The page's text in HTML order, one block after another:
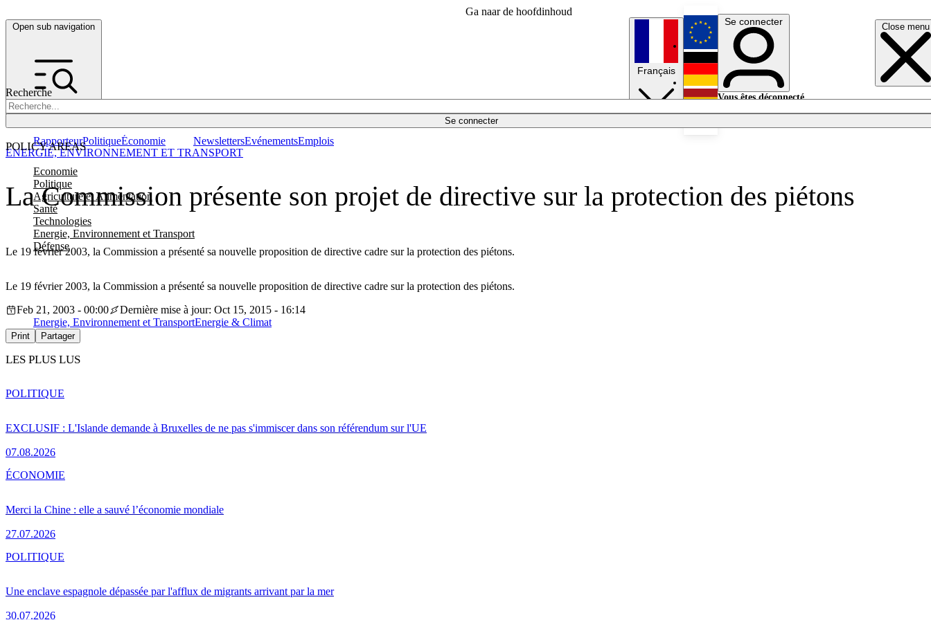
Ga naar de hoofdinhoud
Open sub navigation Close menu
Recherche
Se connecter
POLICY AREAS
Economie
Politique
Agriculture et Alimentation
Santé
Technologies
Energie, Environnement et Transport
Défense
RapporteurPolitiqueÉconomie NewslettersEvénementsEmplois
Français
English
Deutsch
Se connecter
Vous êtes déconnecté.
La Commission présente son projet de directive sur la protection des piétons
Le 19 février 2003, la Commission a présenté sa nouvelle proposition de directive cadre sur la protection des piétons.
ENERGIE, ENVIRONNEMENT ET TRANSPORT
Le 19 février 2003, la Commission a présenté sa nouvelle proposition de directive cadre sur la protection des piétons.
Feb 21, 2003 - 00:00
Dernière mise à jour: Oct 15, 2015 - 16:14
Energie, Environnement et TransportEnergie & Climat
Print Partager
LES PLUS LUS
EXCLUSIF : L'Islande demande à Bruxelles de ne pas s'immiscer dans son référendum sur l'UE
07.08.2026
POLITIQUE
Merci la Chine : elle a sauvé l’économie mondiale
27.07.2026
ÉCONOMIE
Une enclave espagnole dépassée par l'afflux de migrants arrivant par la mer
30.07.2026
POLITIQUE